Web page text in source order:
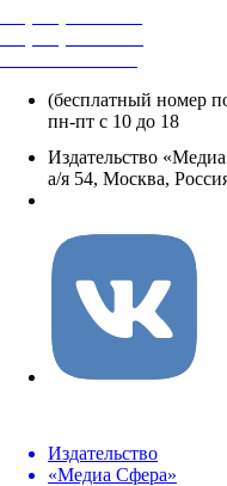
(бесплатный номер
пн-пт с 10 до 18
Издательство
а/я 54, Москва,
Издательство
«Медиа Сфера»